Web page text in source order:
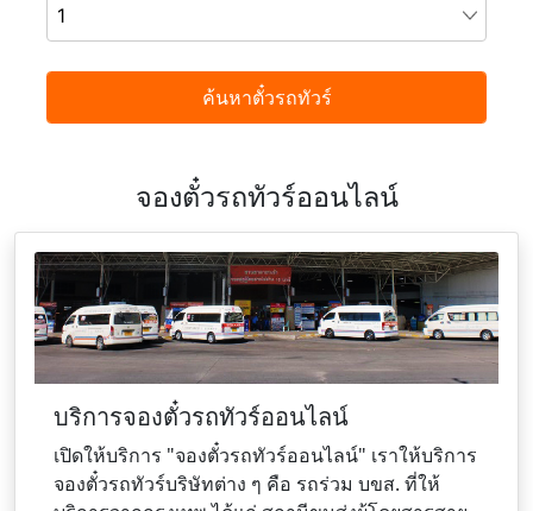
จองตั๋วรถทัวร์ออนไลน์
บริการจองตั๋วรถทัวร์ออนไลน์
เปิดให้บริการ "จองตั๋วรถทัวร์ออนไลน์" เราให้บริการ
จองตั๋วรถทัวร์บริษัทต่าง ๆ คือ รถร่วม บขส. ที่ให้